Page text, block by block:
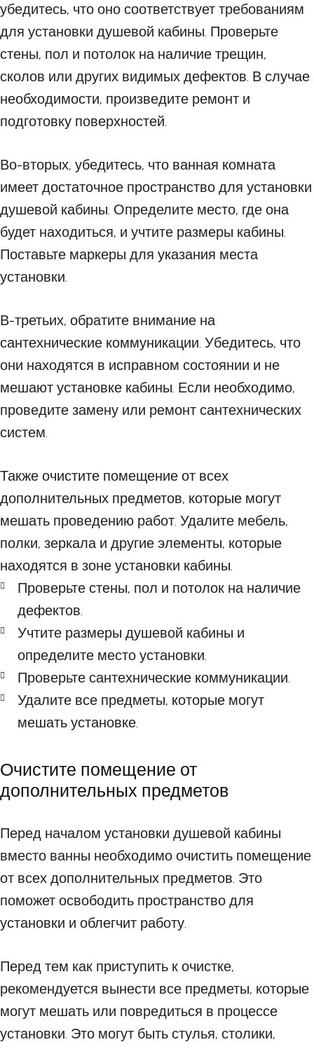
убедитесь, что оно соответствует требованиям
для установки душевой кабины. Проверьте
стены, пол и потолок на наличие трещин,
сколов или других видимых дефектов. В случае
необходимости, произведите ремонт и
подготовку поверхностей.
Во-вторых, убедитесь, что ванная комната
имеет достаточное пространство для установки
душевой кабины. Определите место, где она
будет находиться, и учтите размеры кабины.
Поставьте маркеры для указания места
установки.
В-третьих, обратите внимание на
сантехнические коммуникации. Убедитесь, что
они находятся в исправном состоянии и не
мешают установке кабины. Если необходимо,
проведите замену или ремонт сантехнических
систем.
Также очистите помещение от всех
дополнительных предметов, которые могут
мешать проведению работ. Удалите мебель,
полки, зеркала и другие элементы, которые
находятся в зоне установки кабины.
Проверьте стены, пол и потолок на наличие
дефектов.
Учтите размеры душевой кабины и
определите место установки.
Проверьте сантехнические коммуникации.
Удалите все предметы, которые могут
мешать установке.
Очистите помещение от
дополнительных предметов
Перед началом установки душевой кабины
вместо ванны необходимо очистить помещение
от всех дополнительных предметов. Это
поможет освободить пространство для
установки и облегчит работу.
Перед тем как приступить к очистке,
рекомендуется вынести все предметы, которые
могут мешать или повредиться в процессе
установки. Это могут быть стулья, столики,